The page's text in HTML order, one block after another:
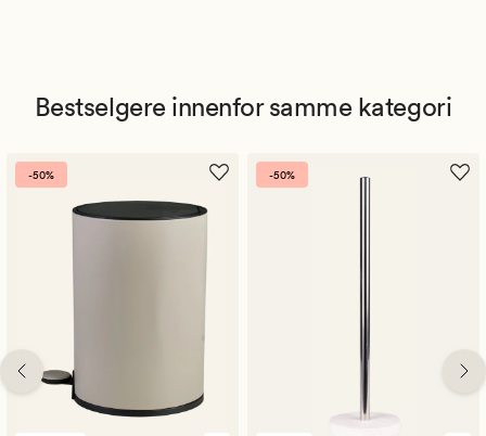
Bestselgere innenfor samme kategori
-50% -50%